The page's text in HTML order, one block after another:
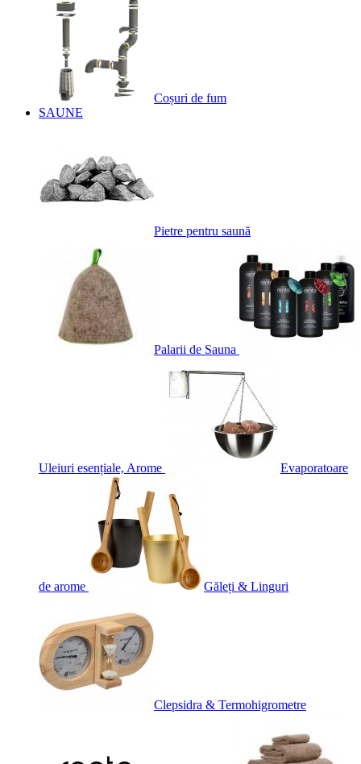
Coșuri de fum
SAUNE
Pietre pentru saună
Palarii de Sauna
Uleiuri esențiale, Arome Evaporatoare
de arome Găleți & Linguri
Clepsidra & Termohigrometre